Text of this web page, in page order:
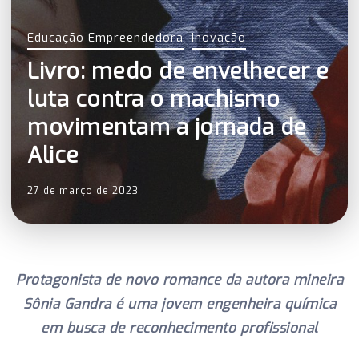
Educação Empreendedora Inovação
Livro: medo de envelhecer e
luta contra o machismo
movimentam a jornada de
Alice
27 de março de 2023
Protagonista de novo romance da autora mineira
Sônia Gandra é uma jovem engenheira química
em busca de reconhecimento profissional